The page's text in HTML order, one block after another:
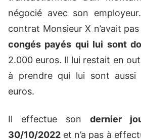
négocié avec son
contrat Monsieur X n’avait
congés payés qui lui sont
2.000 euros. Il lui restait en
à prendre qui lui sont aussi
euros.
Il effectue son dernier
30/10/2022 et n’a pas à